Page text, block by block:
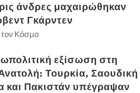
άνδρες μαχαιρώθηκαν
Γκάρντεν
Κόσμο
εξίσωση στη
Τουρκία, Σαουδική
και Πακιστάν υπέγραψαν